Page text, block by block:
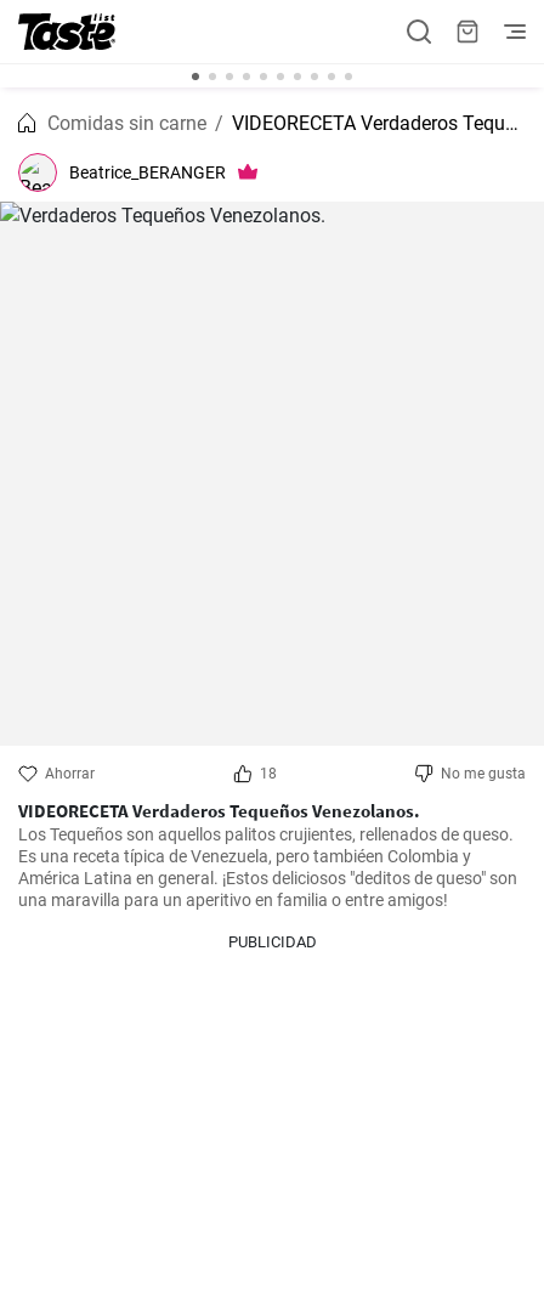
Comidas sin carne VIDEORECETA Verdaderos Tequeños Venezolanos.
Beatrice_BERANGER
Ahorrar 18 No me gusta
VIDEORECETA Verdaderos Tequeños Venezolanos.
Los Tequeños son aquellos palitos crujientes, rellenados de queso.
Es una receta típica de Venezuela, pero tambiéen Colombia y
América Latina en general. ¡Estos deliciosos "deditos de queso" son
una maravilla para un aperitivo en familia o entre amigos!
PUBLICIDAD